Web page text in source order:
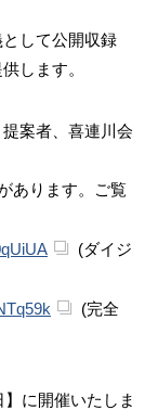
して公開収録
します。
案者、喜連川会
あります。ご覧
(ダイジ
(完全
に開催いたしま